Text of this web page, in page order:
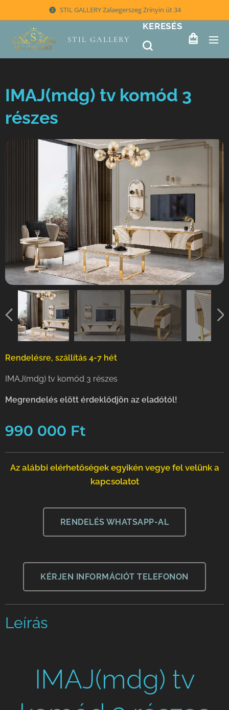
STIL GALLERY Zalaegerszeg Zrínyin út 34
STIL GALLERY
KERESÉS
IMAJ(mdg) tv komód 3
részes
Rendelésre, szállítás 4-7 hét
IMAJ(mdg) tv komód 3 részes
Megrendelés elött érdeklődjön az eladótól!
990 000 Ft
Az alábbi elérhetőségek egyikén vegye fel velünk a
kapcsolatot
RENDELÉS WHATSAPP-AL
KÉRJEN INFORMÁCIÓT TELEFONON
Leírás
IMAJ(mdg) tv